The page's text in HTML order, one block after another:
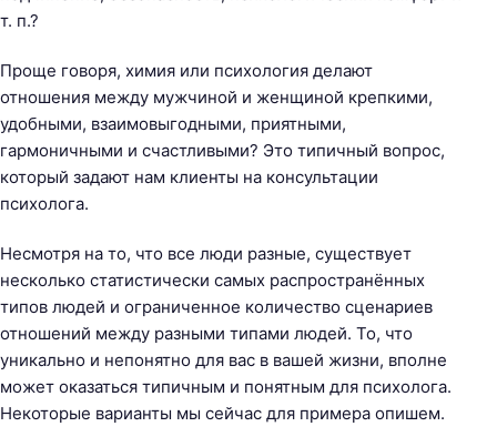
т. п.?
Проще говоря, химия или психология делают
отношения между мужчиной и женщиной крепкими,
удобными, взаимовыгодными, приятными,
гармоничными и счастливыми? Это типичный вопрос,
который задают нам клиенты на консультации
психолога.
Несмотря на то, что все люди разные, существует
несколько статистически самых распространённых
типов людей и ограниченное количество сценариев
отношений между разными типами людей. То, что
уникально и непонятно для вас в вашей жизни, вполне
может оказаться типичным и понятным для психолога.
Некоторые варианты мы сейчас для примера опишем.